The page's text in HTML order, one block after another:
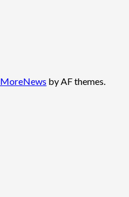
MoreNews by AF themes.